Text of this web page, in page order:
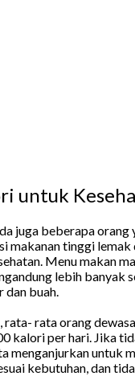
untuk
juga beberapa orang
makanan tinggi lemak
Menu makan
lebih banyak
dan buah.
rata- rata orang
kalori per hari. Jika
menganjurkan untuk
kebutuhan, dan